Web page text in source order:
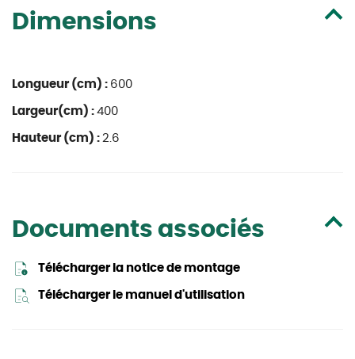
Dimensions
Longueur (cm) : 600
Largeur(cm) : 400
Hauteur (cm) : 2.6
Documents associés
Télécharger la notice de montage
Télécharger le manuel d'utilisation